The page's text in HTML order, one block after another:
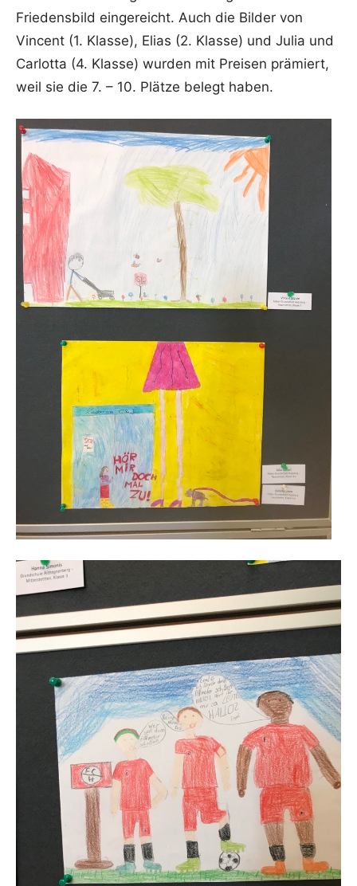
Friedensbild eingereicht. Auch die Bilder von
Vincent (1. Klasse), Elias (2. Klasse) und Julia und
Carlotta (4. Klasse) wurden mit Preisen prämiert,
weil sie die 7. – 10. Plätze belegt haben.